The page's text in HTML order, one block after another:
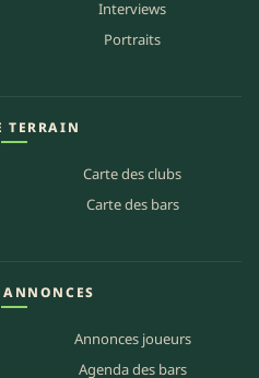
Interviews
Portraits
TERRAIN
Carte des clubs
Carte des bars
Annonces joueurs
Agenda des bars